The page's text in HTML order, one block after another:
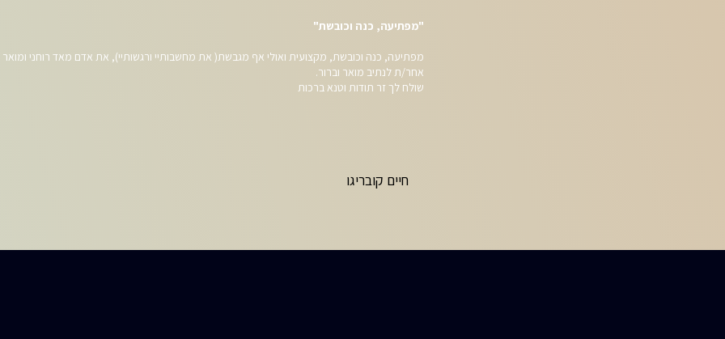
"מפתיעה, כנה וכובשת"
מפתיעה, כנה וכובשת, מקצועית ואולי אף מגבשת( את מחשבותיי ורגשותיי), את אדם מאד רוחני ומואר
אחר/ת לנתיב מואר וברור.
שולח לך זר תודות וטנא ברכות
חיים קובריגו